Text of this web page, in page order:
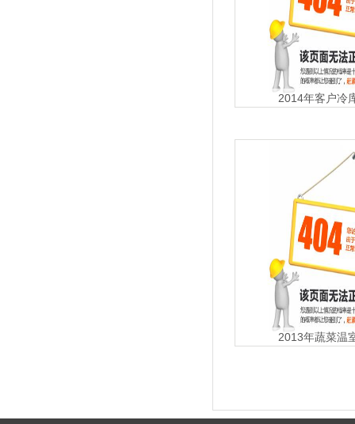
2014年客户冷
2013年蔬菜温